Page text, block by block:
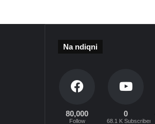
Na ndiqni
80,000
Follow
0
68.1 K Subscribers